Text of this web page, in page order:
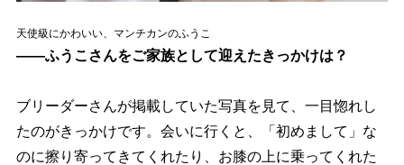
天使級にかわいい、マンチカンのふうこ
――ふうこさんをご家族として迎えたきっかけは？
ブリーダーさんが掲載していた写真を見て、一目惚れし
たのがきっかけです。会いに行くと、「初めまして」な
のに擦り寄ってきてくれたり、お膝の上に乗ってくれた